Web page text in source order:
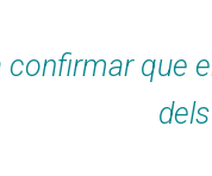
confirmar que